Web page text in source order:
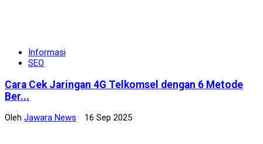
Informasi
SEO
Cara Cek Jaringan 4G Telkomsel dengan 6 Metode
Ber...
Oleh Jawara News 16 Sep 2025